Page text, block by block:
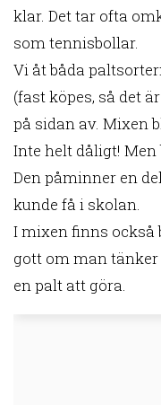
klar. Det tar ofta
som tennisbollar.
Vi åt båda
(fast köpes, så det
på sidan av. Mixen
Inte helt dåligt! Men
Den påminner en
kunde få i skolan.
I mixen finns också
gott om man
en palt att göra.